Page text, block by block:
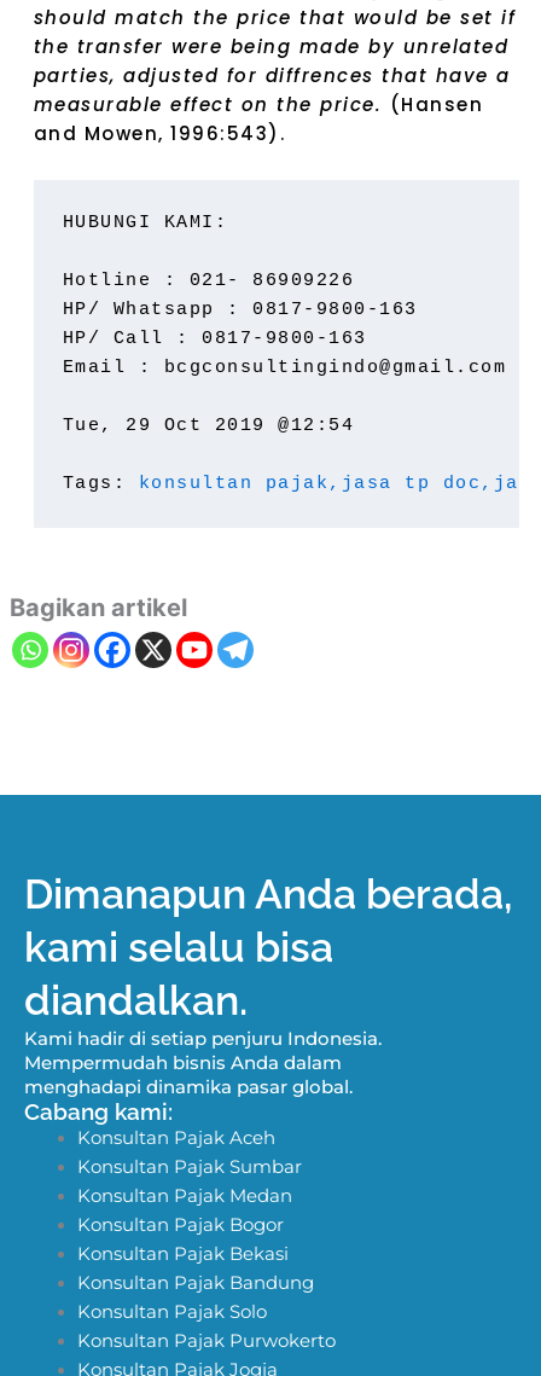
should match the price that would be set if
the transfer were being made by unrelated
parties, adjusted for diffrences that have a
measurable effect on the price. (Hansen
and Mowen, 1996:543).
HUBUNGI KAMI:
Hotline : 021- 86909226
HP/ Whatsapp : 0817-9800-163
HP/ Call : 0817-9800-163
Email : bcgconsultingindo@gmail.com
Tue, 29 Oct 2019 @12:54
Tags: konsultan pajak, jasa tp doc,
Bagikan artikel
Dimanapun Anda berada,
kami selalu bisa
diandalkan.
Kami hadir di setiap penjuru Indonesia.
Mempermudah bisnis Anda dalam
menghadapi dinamika pasar global.
Cabang kami:
Konsultan Pajak Aceh
Konsultan Pajak Sumbar
Konsultan Pajak Medan
Konsultan Pajak Bogor
Konsultan Pajak Bekasi
Konsultan Pajak Bandung
Konsultan Pajak Solo
Konsultan Pajak Purwokerto
Konsultan Pajak Jogja